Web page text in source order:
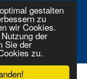
gestalten
zu
wir Cookies.
der
Sie der
zu.